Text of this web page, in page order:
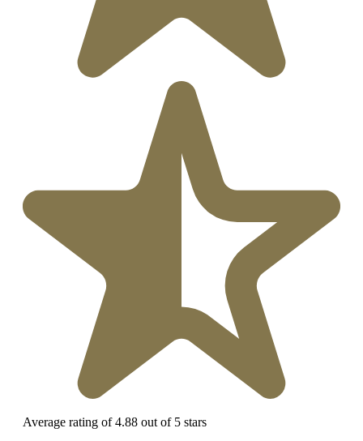
Average rating of 4.88 out of 5 stars